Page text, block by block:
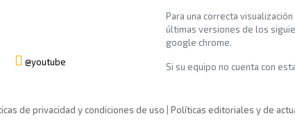
@youtube
Para una correcta
últimas versiones de los
google chrome.
Si su equipo no cuenta con
de privacidad y condiciones de uso Políticas editoriales y de